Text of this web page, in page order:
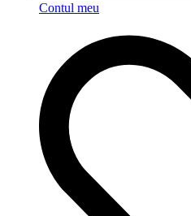
Contul meu